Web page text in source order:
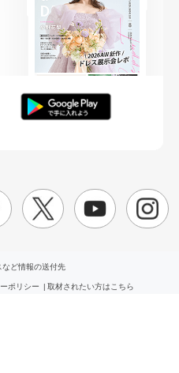
など情報の送付先
ポリシー 取材されたい方はこちら